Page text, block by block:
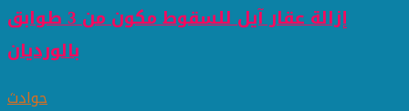
إزالة عقار آيل للسقوط مكون من 3 طوابق
بالورديان
حوادث